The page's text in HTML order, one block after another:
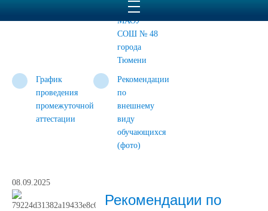
данных в
МАОУ
СОШ № 48
города
Тюмени
График
проведения
промежуточной
аттестации
Рекомендации
по
внешнему
виду
обучающихся
(фото)
08.09.2025
Рекомендации по